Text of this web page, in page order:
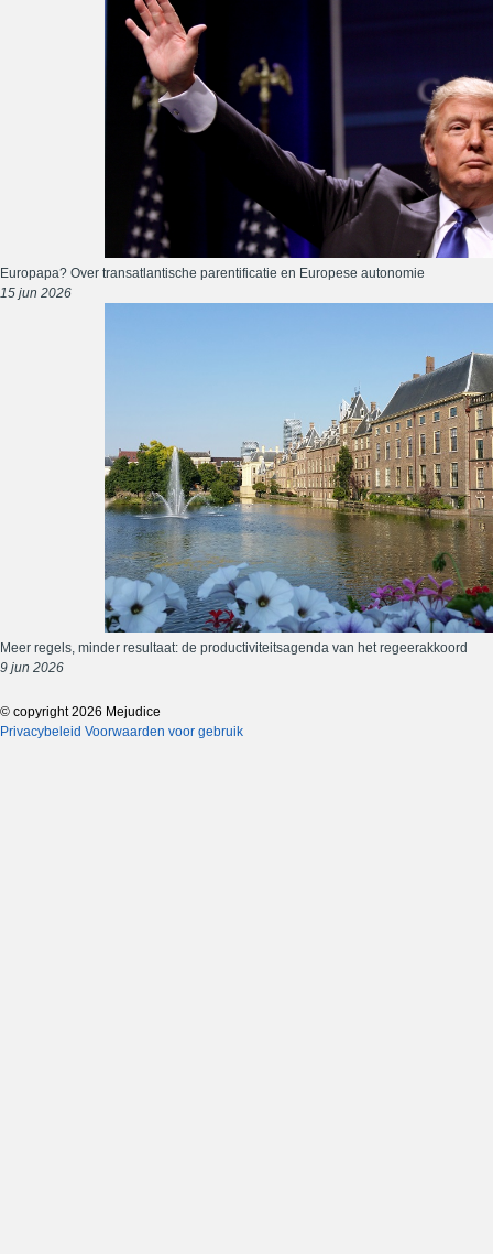
Europapa? Over transatlantische parentificatie en Europese autonomie
15 jun 2026
Meer regels, minder resultaat: de productiviteitsagenda van het regeerakkoord
9 jun 2026
© copyright 2026 Mejudice
Privacybeleid Voorwaarden voor gebruik